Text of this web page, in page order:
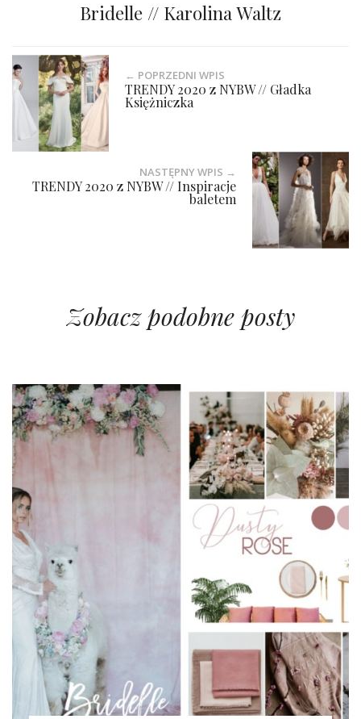
Bridelle // Karolina Waltz
← POPRZEDNI WPIS
TRENDY 2020 z NYBW // Gładka
Księżniczka
NASTĘPNY WPIS →
TRENDY 2020 z NYBW // Inspiracje
baletem
Zobacz podobne posty